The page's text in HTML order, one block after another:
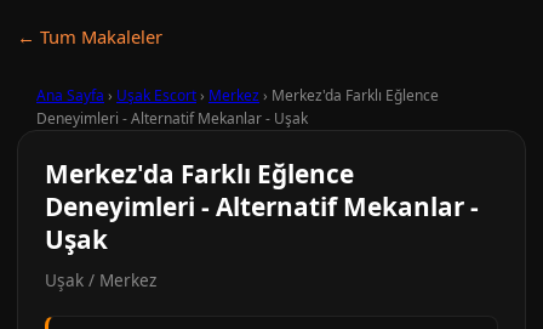
← Tum Makaleler
Ana Sayfa › Uşak Escort› Merkez› Merkez'da Farklı Eğlence
Deneyimleri - Alternatif Mekanlar - Uşak
Merkez'da Farklı Eğlence
Deneyimleri - Alternatif Mekanlar -
Uşak
Uşak / Merkez